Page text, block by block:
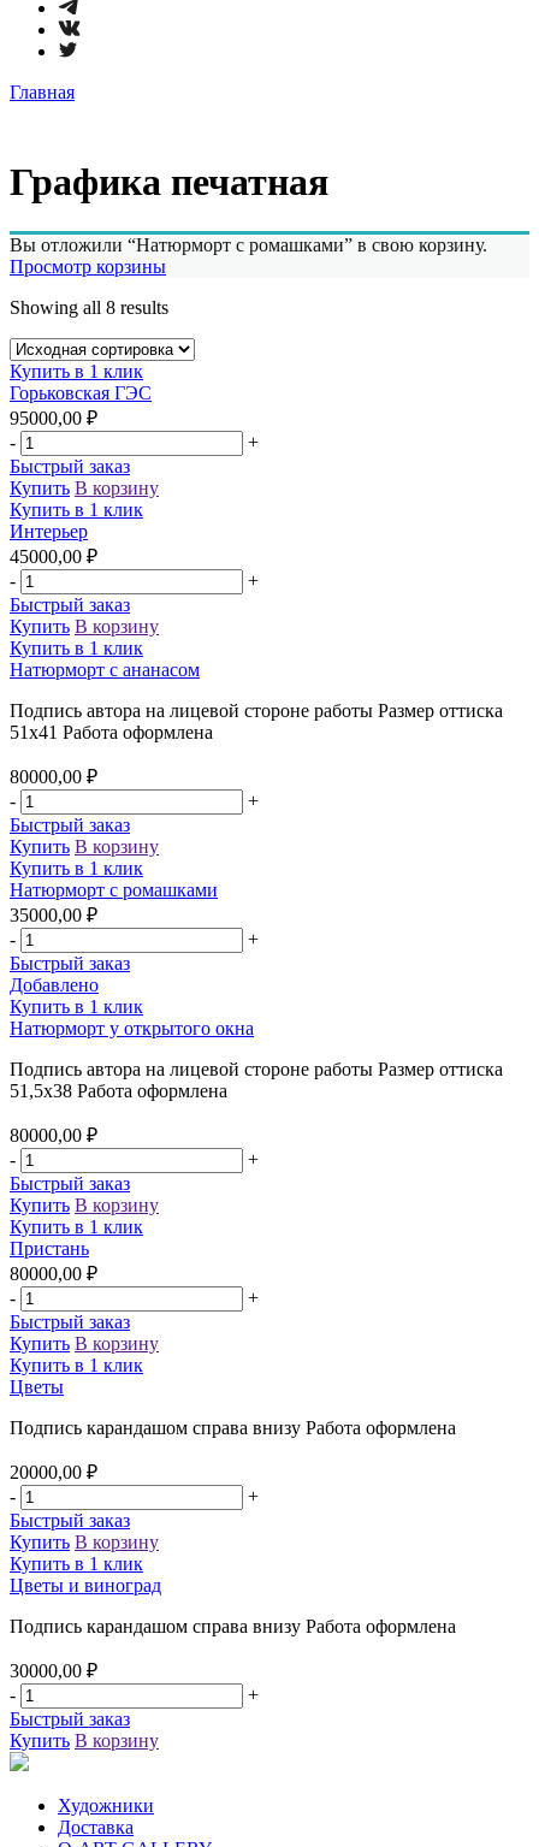
Главная
Графика печатная
Вы отложили “Натюрморт с ромашками” в свою корзину.
Просмотр корзины
Showing all 8 results
Купить в 1 клик
Горьковская ГЭС
95000,00 ₽
-
+
Быстрый заказ
Купить В корзину
Купить в 1 клик
Интерьер
45000,00 ₽
-
+
Быстрый заказ
Купить В корзину
Купить в 1 клик
Натюрморт с ананасом
Подпись автора на лицевой стороне работы Размер оттиска
51х41 Работа оформлена
80000,00 ₽
-
+
Быстрый заказ
Купить В корзину
Купить в 1 клик
Натюрморт с ромашками
35000,00 ₽
-
+
Быстрый заказ
Добавлено
Купить в 1 клик
Натюрморт у открытого окна
Подпись автора на лицевой стороне работы Размер оттиска
51,5х38 Работа оформлена
80000,00 ₽
-
+
Быстрый заказ
Купить В корзину
Купить в 1 клик
Пристань
80000,00 ₽
-
+
Быстрый заказ
Купить В корзину
Купить в 1 клик
Цветы
Подпись карандашом справа внизу Работа оформлена
20000,00 ₽
-
+
Быстрый заказ
Купить В корзину
Купить в 1 клик
Цветы и виноград
Подпись карандашом справа внизу Работа оформлена
30000,00 ₽
-
+
Быстрый заказ
Купить В корзину
Художники
Доставка